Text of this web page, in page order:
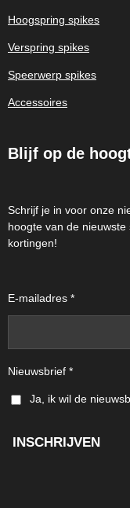
Hoogspring spikes
Verspring spikes
Speerwerp spikes
Accessoires
Blijf op de
Schrijf je in voor onze
hoogte van de
kortingen!
E-mailadres *
Nieuwsbrief *
Ja, ik wil de
INSCHRIJVEN